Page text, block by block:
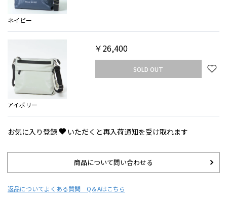
ネイビー
アイボリー
￥26,400
SOLD OUT
お気に入り登録 いただくと再入荷通知を受け取れます
商品について問い合わせる
返品についてよくある質問 Q＆Aはこちら